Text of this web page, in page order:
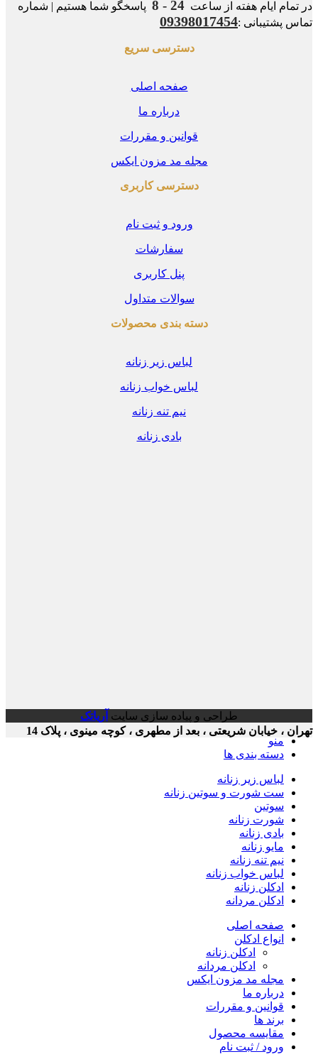
ایام هفته از ساعت24 - 8
پاسخگو شما هستیم | شماره
پشتیبانی :09398017454
دسترسی سریع
صفحه اصلی
درباره ما
قوانین و مقررات
مجله مد مزون ایکس
دسترسی کاربری
ورود و ثبت نام
سفارشات
پنل کاربری
سوالات متداول
دسته بندی محصولات
لباس زیر زنانه
لباس خواب زنانه
نیم تنه زنانه
بادی زنانه
، خیابان شریعتی ، بعد از مطهری ، کوچه مینوی ، پلاک 14
طراحی و پیاده سازی سایتآریاتک
منو
دسته بندی ها
لباس زیر زنانه
ست شورت و سوتین زنانه
سوتین
شورت زنانه
بادی زنانه
مایو زنانه
نیم تنه زنانه
لباس خواب زنانه
ادکلن زنانه
ادکلن مردانه
صفحه اصلی
انواع ادکلن
ادکلن زنانه
ادکلن مردانه
مجله مد مزون ایکس
درباره ما
قوانین و مقررات
برند ها
مقایسه محصول
ورود / ثبت نام